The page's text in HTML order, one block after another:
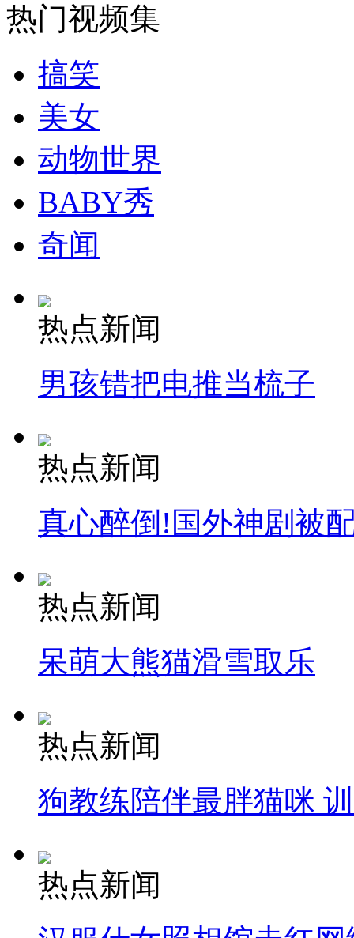
司机酒驾遇交警 急速倒车逃窜
热门视频集
搞笑
美女
动物世界
BABY秀
奇闻
热点新闻
男孩错把电推当梳子
热点新闻
真心醉倒!国外神剧被
热点新闻
呆萌大熊猫滑雪取乐
热点新闻
狗教练陪伴最胖猫咪
热点新闻